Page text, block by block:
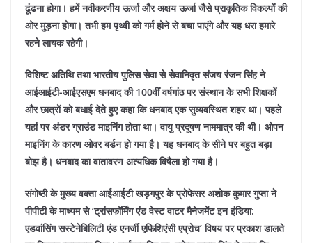
ढूंढना होगा। हमें नवीकरणीय ऊर्जा और अक्षय ऊर्जा जैसे प्राकृतिक विकल्पों की
ओर मुड़ना होगा। तभी हम पृथ्वी को गर्म होने से बचा पाएंगे और यह धरा हमारे
रहने लायक रहेगी।
विशिष्ट अतिथि तथा भारतीय पुलिस सेवा से सेवानिवृत संजय रंजन सिंह ने
आईआईटी-आईएसएम धनबाद की 100वीं वर्षगांठ पर संस्थान के सभी शिक्षकों
और छात्रों को बधाई देते हुए कहा कि धनबाद एक सुव्यवस्थित शहर था। पहले
यहां पर अंडर ग्राउंड माइनिंग होता था। वायु प्रदूषण नाममात्र की थी। ओपन
माइनिंग के कारण ओवर बर्डन हो गया है। यह धनबाद के सीने पर बहुत बड़ा
बोझ है। धनबाद का वातावरण अत्यधिक विषैला हो गया है।
संगोष्ठी के मुख्य वक्ता आईआईटी खड़गपुर के प्रोफेसर अशोक कुमार गुप्ता ने
पीपीटी के माध्यम से ‘ट्रांसफॉर्मिंग एंड वेस्ट वाटर मैनेजमेंट इन इंडिया:
एडवांसिंग सस्टेनेबिलिटी एंड एनर्जी एफिशिएंसी एप्रोच’ विषय पर प्रकाश डालते